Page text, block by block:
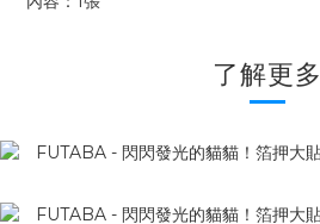
了解更多